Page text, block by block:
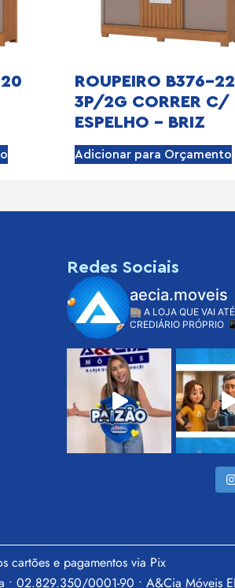
ROUPEIRO B376-
3P/2G CORRER C/
ESPELHO – BRIZ
Adicionar para Orçamento
Redes Sociais
aecia.moveis
🏬 A LOJA QUE VAI
CREDIÁRIO PRÓPRIO
cartões e pagamentos via Pix
• 02.829.350/0001-90 • A&Cia Móveis